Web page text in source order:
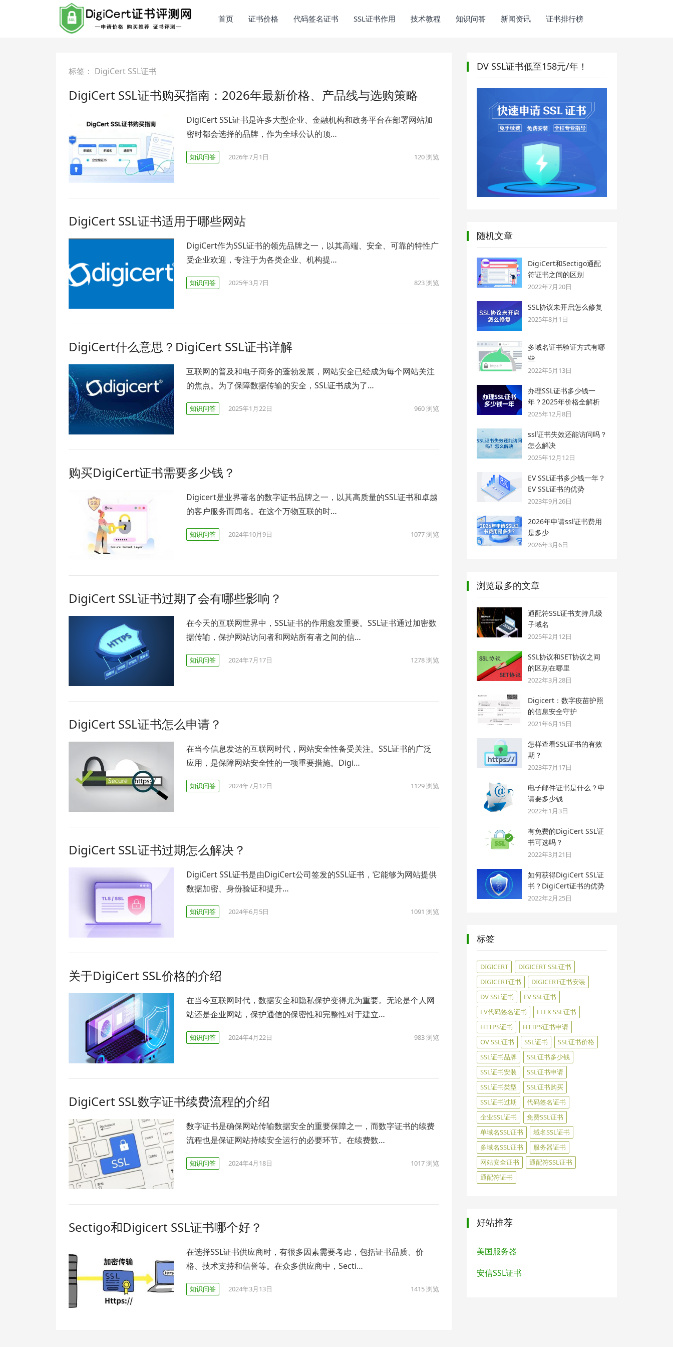
首页 证书价格 代码签名证书 SSL证书作用 技术教程 知识问答 新闻资讯 证书排行榜
标签： DigiCert SSL证书
DigiCert SSL证书购买指南：2026年最新价格、产品线与选购策略
DigiCert SSL证书是许多大型企业、金融机构和政务平台在部署网站加
密时都会选择的品牌，作为全球公认的顶…
知识问答 2026年7月1日 120浏览
DigiCert SSL证书适用于哪些网站
DigiCert作为SSL证书的领先品牌之一，以其高端、安全、可靠的特性广
受企业欢迎，专注于为各类企业、机构提…
知识问答 2025年3月7日 823浏览
DigiCert什么意思？DigiCert SSL证书详解
互联网的普及和电子商务的蓬勃发展，网站安全已经成为每个网站关注
的焦点。为了保障数据传输的安全，SSL证书成为了…
知识问答 2025年1月22日 960浏览
购买DigiCert证书需要多少钱？
Digicert是业界著名的数字证书品牌之一，以其高质量的SSL证书和卓越
的客户服务而闻名。在这个万物互联的时…
知识问答 2024年10月9日 1077浏览
DigiCert SSL证书过期了会有哪些影响？
在今天的互联网世界中，SSL证书的作用愈发重要。SSL证书通过加密数
据传输，保护网站访问者和网站所有者之间的信…
知识问答 2024年7月17日 1278浏览
DigiCert SSL证书怎么申请？
在当今信息发达的互联网时代，网站安全性备受关注。SSL证书的广泛
应用，是保障网站安全性的一项重要措施。Digi…
知识问答 2024年7月12日 1129浏览
DigiCert SSL证书过期怎么解决？
DigiCert SSL证书是由DigiCert公司签发的SSL证书，它能够为网站提供
数据加密、身份验证和提升…
知识问答 2024年6月5日 1091 浏览
关于DigiCert SSL价格的介绍
在当今互联网时代，数据安全和隐私保护变得尤为重要。无论是个人网
站还是企业网站，保护通信的保密性和完整性对于建立…
知识问答 2024年4月22日 983浏览
DigiCert SSL数字证书续费流程的介绍
数字证书是确保网站传输数据安全的重要保障之一，而数字证书的续费
流程也是保证网站持续安全运行的必要环节。在续费数…
知识问答 2024年4月18日 1017浏览
Sectigo和Digicert SSL证书哪个好？
在选择SSL证书供应商时，有很多因素需要考虑，包括证书品质、价
格、技术支持和信誉等。在众多供应商中，Secti…
知识问答 2024年3月13日 1415浏览
DV SSL证书低至158元/年！
随机文章
DigiCert和Sectigo通配
符证书之间的区别
2022年7月20日
SSL协议未开启怎么修复
2025年8月1日
多域名证书验证方式有哪
些
2022年5月13日
办理SSL证书多少钱一
年？2025年价格全解析
2025年12月8日
ssl证书失效还能访问吗？
怎么解决
2025年12月12日
EV SSL证书多少钱一年？
EV SSL证书的优势
2023年9月26日
2026年申请ssl证书费用
是多少
2026年3月6日
浏览最多的文章
通配符SSL证书支持几级
子域名
2025年2月12日
SSL协议和SET协议之间
的区别在哪里
2022年3月28日
Digicert：数字疫苗护照
的信息安全守护
2021年6月15日
怎样查看SSL证书的有效
期？
2023年7月17日
电子邮件证书是什么？申
请要多少钱
2022年1月3日
有免费的DigiCert SSL证
书可选吗？
2022年3月21日
如何获得DigiCert SSL证
书？DigiCert证书的优势
2022年2月25日
标签
DIGICERT
DIGICERT SSL证书
DIGICERT证书
DIGICERT证书安装
DV SSL证书
EV SSL证书
EV代码签名证书
FLEX SSL证书
HTTPS证书
HTTPS证书申请
OV SSL证书
SSL证书
SSL证书价格
SSL证书品牌
SSL证书多少钱
SSL证书安装
SSL证书申请
SSL证书类型
SSL证书购买
SSL证书过期
代码签名证书
企业SSL证书
免费SSL证书
单域名SSL证书
域名SSL证书
多域名SSL证书
服务器证书
网站安全证书
通配符SSL证书
通配符证书
好站推荐
美国服务器
安信SSL证书